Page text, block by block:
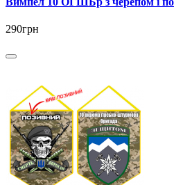
290грн